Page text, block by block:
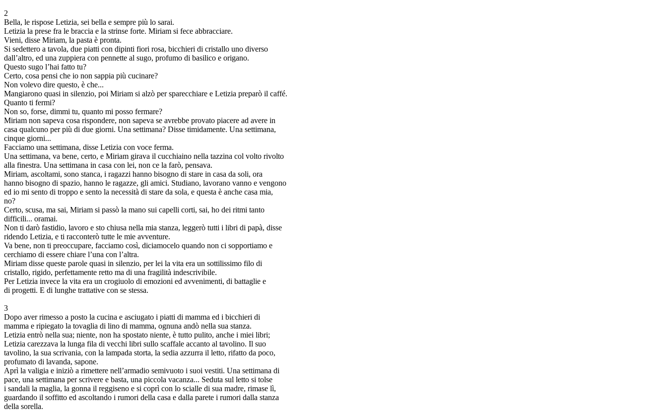
2
Bella, le rispose Letizia, sei bella e sempre più lo sarai.
Letizia la prese fra le braccia e la strinse forte. Miriam si fece abbracciare.
Vieni, disse Miriam, la pasta è pronta.
Si sedettero a tavola, due piatti con dipinti fiori rosa, bicchieri di cristallo uno diverso
dall’altro, ed una zuppiera con pennette al sugo, profumo di basilico e origano.
Questo sugo l’hai fatto tu?
Certo, cosa pensi che io non sappia più cucinare?
Non volevo dire questo, è che...
Mangiarono quasi in silenzio, poi Miriam si alzò per sparecchiare e Letizia preparò il caffé.
Quanto ti fermi?
Non so, forse, dimmi tu, quanto mi posso fermare?
Miriam non sapeva cosa rispondere, non sapeva se avrebbe provato piacere ad avere in
casa qualcuno per più di due giorni. Una settimana? Disse timidamente. Una settimana,
cinque giorni...
Facciamo una settimana, disse Letizia con voce ferma.
Una settimana, va bene, certo, e Miriam girava il cucchiaino nella tazzina col volto rivolto
alla finestra. Una settimana in casa con lei, non ce la farò, pensava.
Miriam, ascoltami, sono stanca, i ragazzi hanno bisogno di stare in casa da soli, ora
hanno bisogno di spazio, hanno le ragazze, gli amici. Studiano, lavorano vanno e vengono
ed io mi sento di troppo e sento la necessità di stare da sola, e questa è anche casa mia,
no?
Certo, scusa, ma sai, Miriam si passò la mano sui capelli corti, sai, ho dei ritmi tanto
difficili... oramai.
Non ti darò fastidio, lavoro e sto chiusa nella mia stanza, leggerò tutti i libri di papà, disse
ridendo Letizia, e ti racconterò tutte le mie avventure.
Va bene, non ti preoccupare, facciamo così, diciamocelo quando non ci sopportiamo e
cerchiamo di essere chiare l’una con l’altra.
Miriam disse queste parole quasi in silenzio, per lei la vita era un sottilissimo filo di
cristallo, rigido, perfettamente retto ma di una fragilità indescrivibile.
Per Letizia invece la vita era un crogiuolo di emozioni ed avvenimenti, di battaglie e
di progetti. E di lunghe trattative con se stessa.
3
Dopo aver rimesso a posto la cucina e asciugato i piatti di mamma ed i bicchieri di
mamma e ripiegato la tovaglia di lino di mamma, ognuna andò nella sua stanza.
Letizia entrò nella sua; niente, non ha spostato niente, è tutto pulito, anche i miei libri;
Letizia carezzava la lunga fila di vecchi libri sullo scaffale accanto al tavolino. Il suo
tavolino, la sua scrivania, con la lampada storta, la sedia azzurra il letto, rifatto da poco,
profumato di lavanda, sapone.
Aprì la valigia e iniziò a rimettere nell’armadio semivuoto i suoi vestiti. Una settimana di
pace, una settimana per scrivere e basta, una piccola vacanza... Seduta sul letto si tolse
i sandali la maglia, la gonna il reggiseno e si coprì con lo scialle di sua madre, rimase lì,
guardando il soffitto ed ascoltando i rumori della casa e dalla parete i rumori dalla stanza
della sorella.